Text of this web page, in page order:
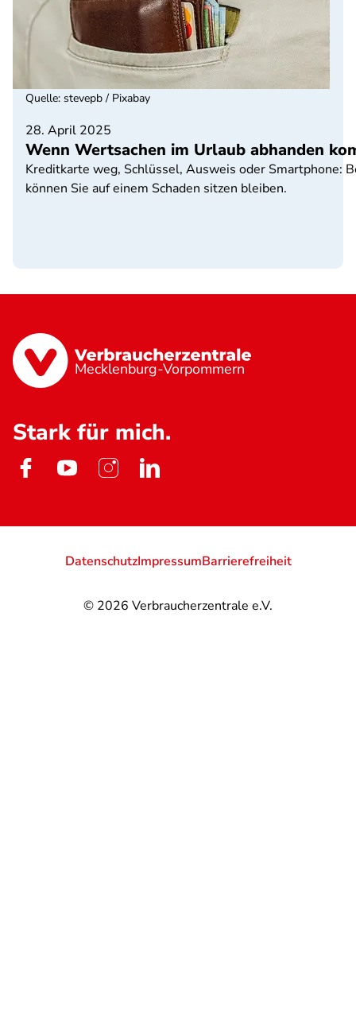
28. April 2025
Wenn Wertsachen im Urlaub abhanden
Kreditkarte weg, Schlüssel, Ausweis oder Smartphone:
können Sie auf einem Schaden sitzen bleiben.
Quelle: stevepb / Pixabay
Mecklenburg-Vorpommern
Stark für mich.
© 2026 Verbraucherzentrale e.V.
DatenschutzImpressumBarrierefreiheit